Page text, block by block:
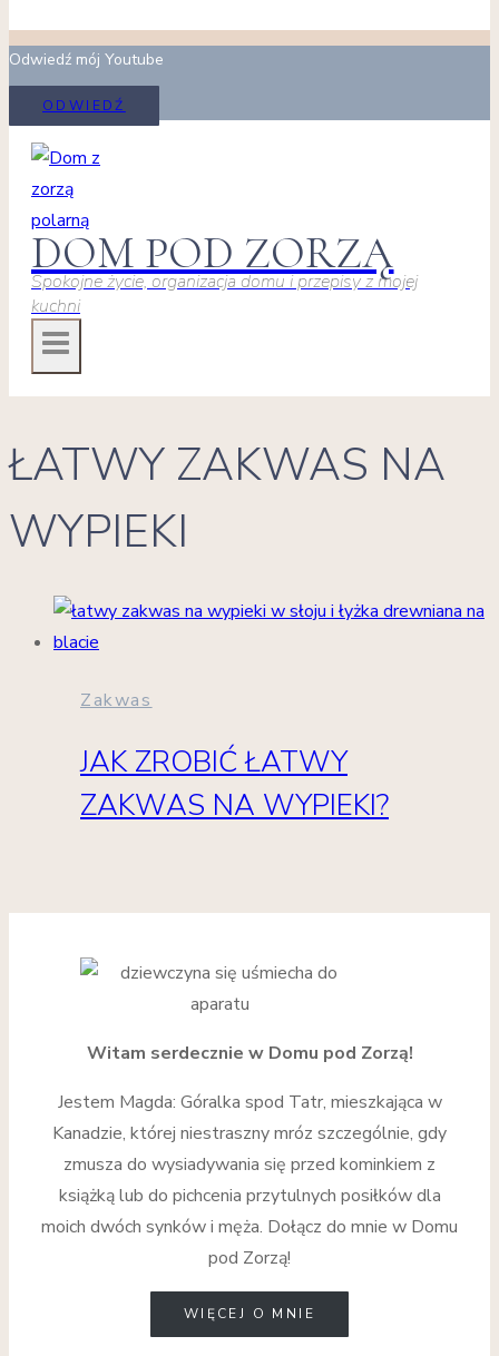
Odwiedź mój Youtube
ODWIEDŹ
DOM POD ZORZĄ
Spokojne życie, organizacja domu i przepisy z mojej
kuchni
ŁATWY ZAKWAS NA
WYPIEKI
Zakwas
JAK ZROBIĆ ŁATWY
ZAKWAS NA WYPIEKI?
Witam serdecznie w Domu pod Zorzą!
Jestem Magda: Góralka spod Tatr, mieszkająca w
Kanadzie, której niestraszny mróz szczególnie, gdy
zmusza do wysiadywania się przed kominkiem z
książką lub do pichcenia przytulnych posiłków dla
moich dwóch synków i męża. Dołącz do mnie w Domu
pod Zorzą!
WIĘCEJ O MNIE